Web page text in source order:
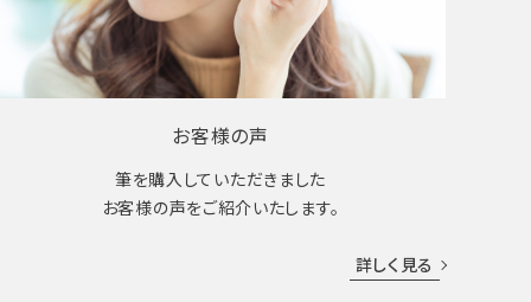
お客様の声
筆を購入していただきました
お客様の声をご紹介いたします。
詳しく見る